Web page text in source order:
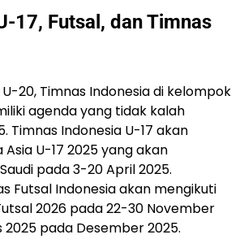
17, Futsal, dan Timnas
20, Timnas Indonesia di kelompok
agenda yang tidak kalah
Timnas Indonesia U-17 akan
U-17 2025 yang akan
pada 3-20 April 2025.
Futsal Indonesia akan mengikuti
2026 pada 22-30 November
2025 pada Desember 2025.